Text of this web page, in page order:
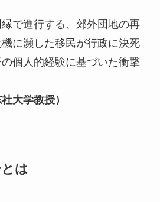
で進⾏する、郊外団地の再
に瀕した移⺠が⾏政に決死
個⼈的経験に基づいた衝撃
⼤学教授）
は